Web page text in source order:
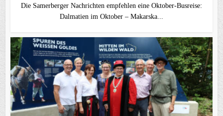
Die Samerberger Nachrichten empfehlen eine Oktober-Busreise:
Dalmatien im Oktober – Makarska...